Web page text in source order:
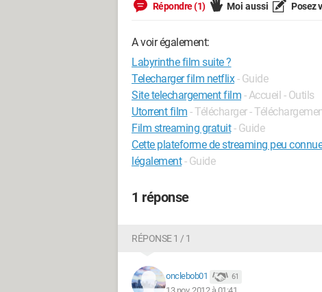
Répondre (1) Moi aussi Posez
A voir également:
Labyrinthe film suite ?
Telecharger film netflix - Guide
Site telechargement film - Accueil - Outils
Utorrent film - Télécharger -
Film streaming gratuit - Guide
Cette plateforme de streaming peu
légalement - Guide
1 réponse
RÉPONSE 1 / 1
onclebob01 61